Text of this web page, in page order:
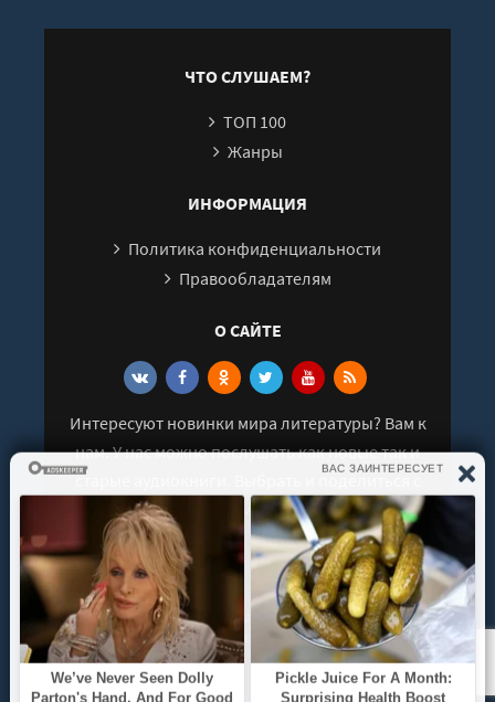
ЧТО СЛУШАЕМ?
ТОП 100
Жанры
ИНФОРМАЦИЯ
Политика конфиденциальности
Правообладателям
О САЙТЕ
Интересуют новинки мира литературы? Вам к
нам. У нас можно послушать как новые так и
старые аудиокниги. Выбрать и поделиться с
друзьями лучшими аудиокнигами!
© 2021 - 2026 kniga-audio.net. Все права
защищены.